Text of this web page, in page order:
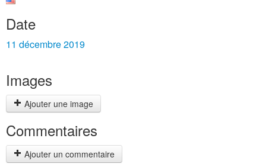
Date
11 décembre 2019
Images
Ajouter une image
Commentaires
Ajouter un commentaire